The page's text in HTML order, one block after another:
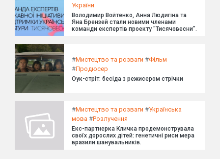
України
Володимир Войтенко, Анна Людигіна та
Яна Брензей стали новими членами
команди експертів проекту "Тисячовесни".
#Мистецтво та розваги #Фільм
#Продюсер
Оук-стріт: бесіда з режисером стрічки
#Мистецтво та розваги #Українська
мова #Розлучення
Екс-партнерка Кличка продемонструвала
своїх дорослих дітей: генетичні риси мера
вразили шанувальників.